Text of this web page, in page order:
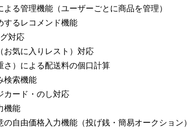
る管理機能（ユーザーごとに商品を管理）
するレコメンド機能
対応
お気に入りレスト）対応
さ）による配送料の個口計算
検索機能
カード・のし対応
機能
自由価格入力機能（投げ銭・簡易オークション）